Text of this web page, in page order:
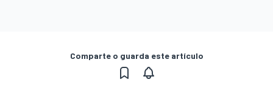
Comparte o guarda este artículo